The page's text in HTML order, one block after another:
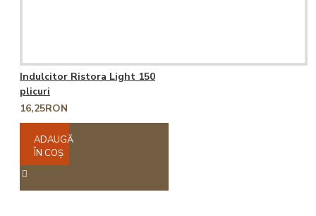
Indulcitor Ristora Light 150
plicuri
16,25RON
ADAUGĂ
ÎN COŞ